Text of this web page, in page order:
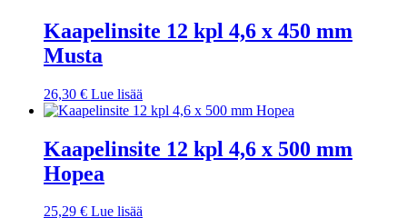
Kaapelinsite 12 kpl 4,6 x 450 mm
Musta
26,30 € Lue lisää
Kaapelinsite 12 kpl 4,6 x 500 mm
Hopea
25,29 € Lue lisää